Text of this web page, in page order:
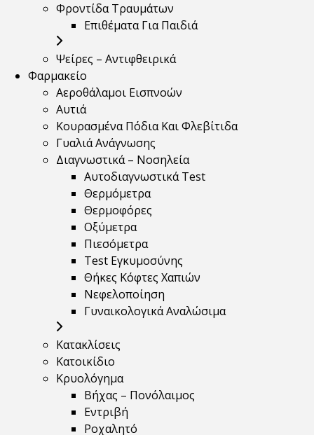
Φροντίδα Τραυμάτων
Επιθέματα Για Παιδιά
Ψείρες – Αντιφθειρικά
Φαρμακείο
Αεροθάλαμοι Εισπνοών
Αυτιά
Κουρασμένα Πόδια Και Φλεβίτιδα
Γυαλιά Ανάγνωσης
Διαγνωστικά – Νοσηλεία
Αυτοδιαγνωστικά Test
Θερμόμετρα
Θερμοφόρες
Οξύμετρα
Πιεσόμετρα
Test Εγκυμοσύνης
Θήκες Κόφτες Χαπιών
Νεφελοποίηση
Γυναικολογικά Αναλώσιμα
Κατακλίσεις
Κατοικίδιο
Κρυολόγημα
Βήχας – Πονόλαιμος
Εντριβή
Ροχαλητό